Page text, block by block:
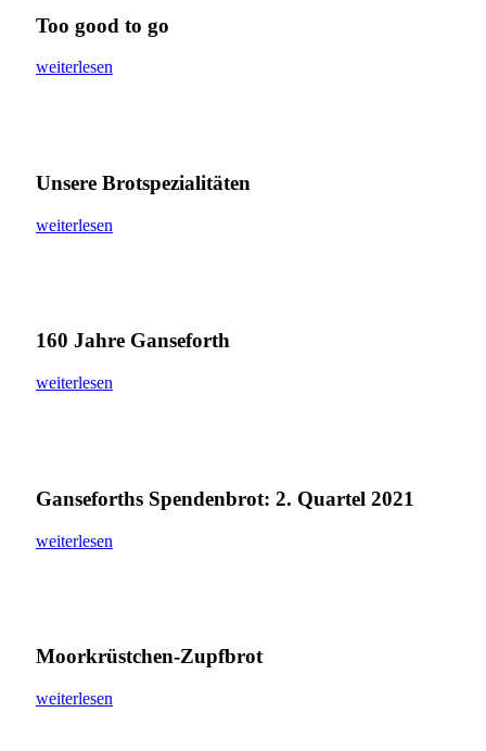
Too good to go
weiterlesen
Unsere Brotspezialitäten
weiterlesen
160 Jahre Ganseforth
weiterlesen
Ganseforths Spendenbrot: 2. Quartel 2021
weiterlesen
Moorkrüstchen-Zupfbrot
weiterlesen